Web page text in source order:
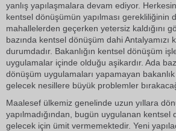
yanlış yapılaşmalara devam ediyor.
kentsel dönüşümün yapılması gerekliliğinin
mahallelerden geçerken yetersiz kaldığını
bazında kentsel dönüşüm dahi Antalyamızı
durumdadır. Bakanlığın kentsel dönüşüm
uygulamalar içinde olduğu aşikardır. Ada
dönüşüm uygulamaları yapamayan
gelecek nesillere büyük problemler
Maalesef ülkemiz genelinde uzun yıllara
yapılmadığından, bugün uygulanan kentsel
gelecek için ümit vermemektedir. Yeni